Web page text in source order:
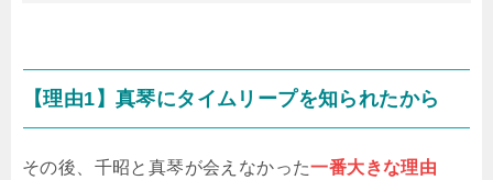
【理由1】真琴にタイムリープを知られたから
その後、千昭と真琴が会えなかった一番大きな理由